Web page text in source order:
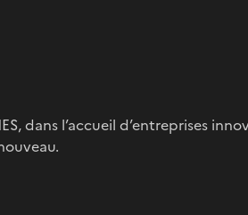
dans l’accueil d’entreprises